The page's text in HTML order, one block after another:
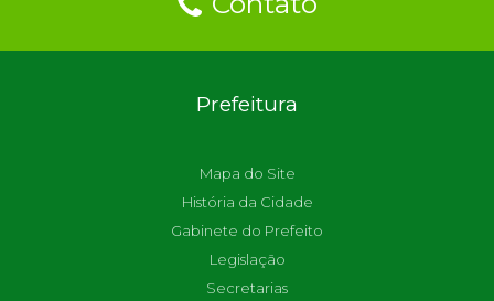
Prefeitura
Mapa do Site
História da Cidade
Gabinete do Prefeito
Legislação
Secretarias